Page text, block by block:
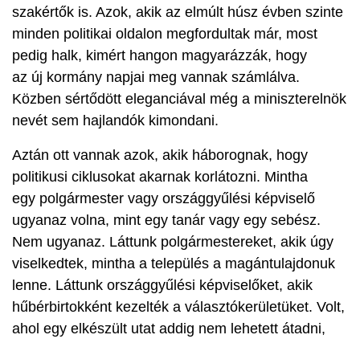
szakértők is. Azok, akik az elmúlt húsz évben szinte
minden politikai oldalon megfordultak már, most
pedig halk, kimért hangon magyarázzák, hogy
az új kormány napjai meg vannak számlálva.
Közben sértődött eleganciával még a miniszterelnök
nevét sem hajlandók kimondani.
Aztán ott vannak azok, akik háborognak, hogy
politikusi ciklusokat akarnak korlátozni. Mintha
egy polgármester vagy országgyűlési képviselő
ugyanaz volna, mint egy tanár vagy egy sebész.
Nem ugyanaz. Láttunk polgármestereket, akik úgy
viselkedtek, mintha a település a magántulajdonuk
lenne. Láttunk országgyűlési képviselőket, akik
hűbérbirtokként kezelték a választókerületüket. Volt,
ahol egy elkészült utat addig nem lehetett átadni,